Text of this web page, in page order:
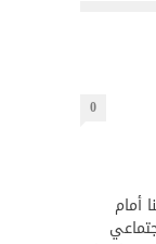
0
أمام